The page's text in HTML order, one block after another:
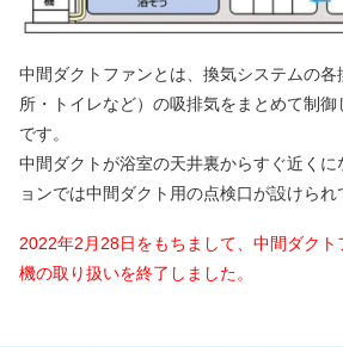
中間ダクトファンとは、換気システムの
所・トイレなど）の吸排気をまとめて制御
です。
中間ダクトが浴室の天井裏からすぐ近く
ョンでは中間ダクト用の点検口が設けられ
2022年2月28日をもちまして、中間ダクト
機の取り扱いを終了しました。